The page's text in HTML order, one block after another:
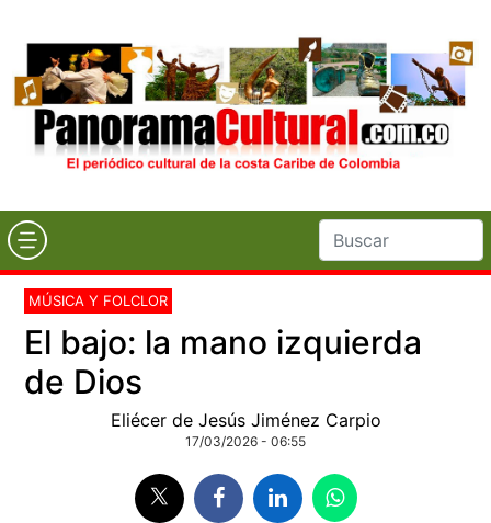
MÚSICA Y FOLCLOR
El bajo: la mano izquierda
de Dios
Eliécer de Jesús Jiménez Carpio
17/03/2026 - 06:55